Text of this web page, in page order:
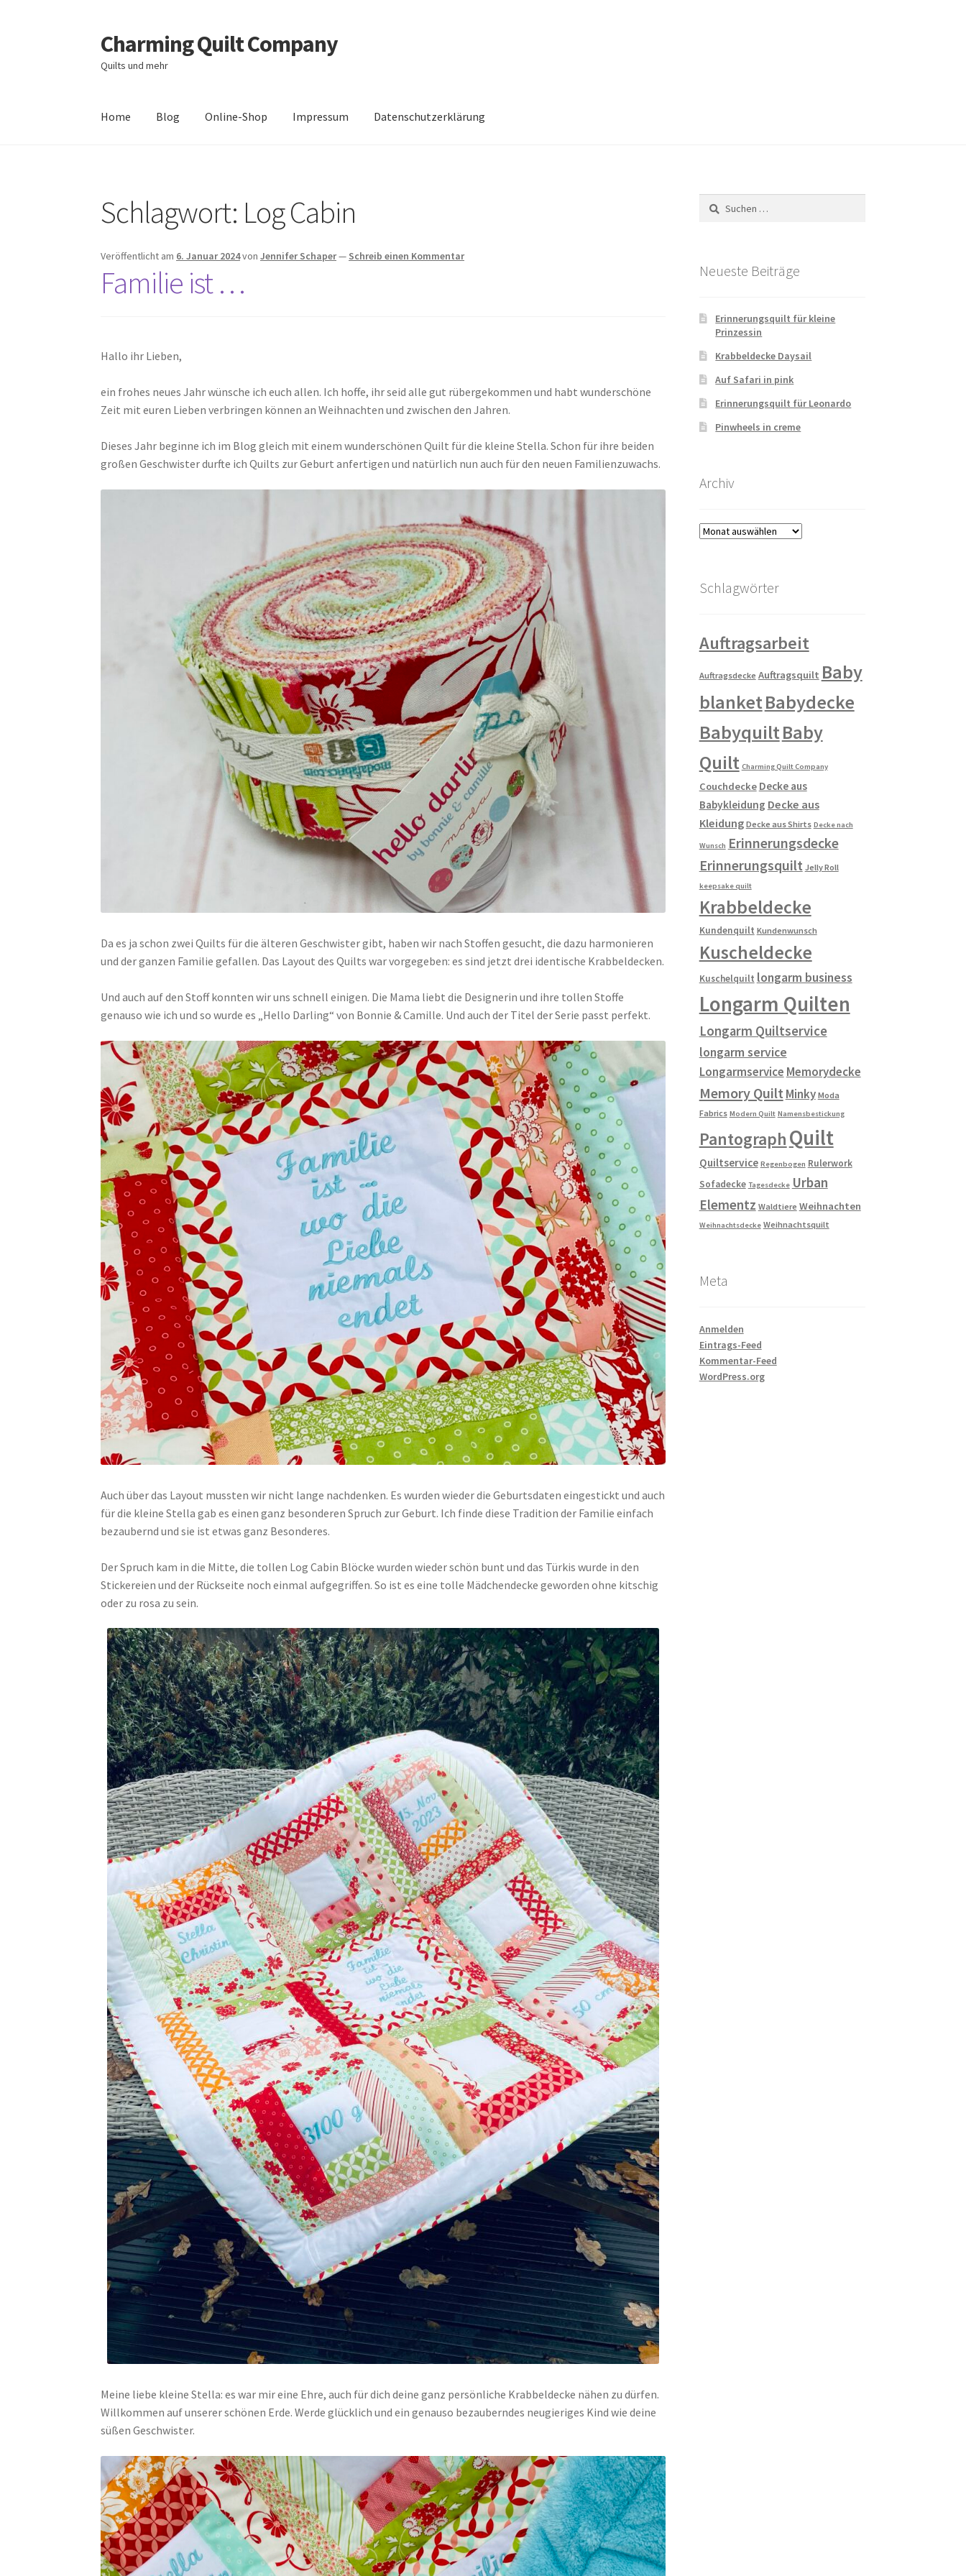
Zur
Navigation
springen
Zum
Inhalt
springen
Charming Quilt Company
Quilts und mehr
Home Blog Online-Shop Impressum Datenschutzerklärung
Zahlungsarten
Schlagwort: Log Cabin
Veröffentlicht am 6. Januar 2024vonJennifer Schaper— Schreib einen Kommentar
Familie ist …
Hallo ihr Lieben,
ein frohes neues Jahr wünsche ich euch allen. Ich hoffe, ihr seid alle gut rübergekommen und habt wunderschöne
Zeit mit euren Lieben verbringen können an Weihnachten und zwischen den Jahren.
Dieses Jahr beginne ich im Blog gleich mit einem wunderschönen Quilt für die kleine Stella. Schon für ihre beiden
großen Geschwister durfte ich Quilts zur Geburt anfertigen und natürlich nun auch für den neuen Familienzuwachs.
Da es ja schon zwei Quilts für die älteren Geschwister gibt, haben wir nach Stoffen gesucht, die dazu harmonieren
und der ganzen Familie gefallen. Das Layout des Quilts war vorgegeben: es sind jetzt drei identische Krabbeldecken.
Und auch auf den Stoff konnten wir uns schnell einigen. Die Mama liebt die Designerin und ihre tollen Stoffe
genauso wie ich und so wurde es „Hello Darling“ von Bonnie & Camille. Und auch der Titel der Serie passt perfekt.
Auch über das Layout mussten wir nicht lange nachdenken. Es wurden wieder die Geburtsdaten eingestickt und auch
für die kleine Stella gab es einen ganz besonderen Spruch zur Geburt. Ich finde diese Tradition der Familie einfach
bezaubernd und sie ist etwas ganz Besonderes.
Der Spruch kam in die Mitte, die tollen Log Cabin Blöcke wurden wieder schön bunt und das Türkis wurde in den
Stickereien und der Rückseite noch einmal aufgegriffen. So ist es eine tolle Mädchendecke geworden ohne kitschig
oder zu rosa zu sein.
Meine liebe kleine Stella: es war mir eine Ehre, auch für dich deine ganz persönliche Krabbeldecke nähen zu dürfen.
Willkommen auf unserer schönen Erde. Werde glücklich und ein genauso bezauberndes neugieriges Kind wie deine
süßen Geschwister.
Suchen
nach:
Neueste Beiträge
Erinnerungsquilt für kleine
Prinzessin
Krabbeldecke Daysail
Auf Safari in pink
Erinnerungsquilt für Leonardo
Pinwheels in creme
Archiv
Archiv
Schlagwörter
Auftragsarbeit
Auftragsdecke Auftragsquilt Baby
blanketBabydecke
BabyquiltBaby
Quilt Charming Quilt Company
Couchdecke Decke aus
Babykleidung Decke aus
Kleidung Decke aus Shirts Decke nach
Wunsch Erinnerungsdecke
Erinnerungsquilt Jelly Roll
keepsake quilt
Krabbeldecke
Kundenquilt Kundenwunsch
Kuscheldecke
Kuschelquilt longarm business
Longarm Quilten
Longarm Quiltservice
longarm service
Longarmservice Memorydecke
Memory Quilt Minky Moda
Fabrics Modern Quilt Namensbestickung
Pantograph Quilt
Quiltservice Regenbogen Rulerwork
Sofadecke Tagesdecke Urban
Elementz Waldtiere Weihnachten
Weihnachtsdecke Weihnachtsquilt
Meta
Anmelden
Eintrags-Feed
Kommentar-Feed
WordPress.org